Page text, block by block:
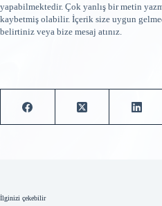
yapabilmektedir. Çok yanlış bir metin
kaybetmiş olabilir. İçerik size uygun
belirtiniz veya bize mesaj atınız.
İlginizi çekebilir